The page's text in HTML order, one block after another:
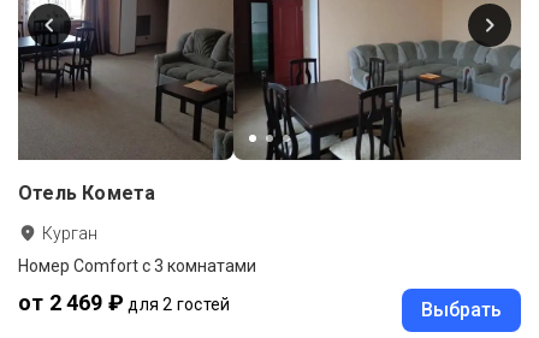
Отель Комета
Курган
Номер Comfort с 3 комнатами
от 2 469 ₽ для 2 гостей Выбрать